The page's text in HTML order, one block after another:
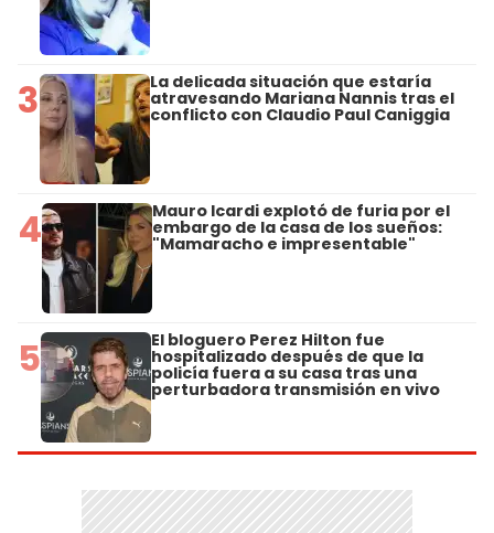
3 La delicada situación que estaría
atravesando Mariana Nannis tras el
conflicto con Claudio Paul Caniggia
4 Mauro Icardi explotó de furia por el
embargo de la casa de los sueños:
"Mamaracho e impresentable"
5 El bloguero Perez Hilton fue
hospitalizado después de que la
policía fuera a su casa tras una
perturbadora transmisión en vivo